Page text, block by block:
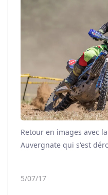
Retour en images avec
Auvergnate qui s'est
5/07/17